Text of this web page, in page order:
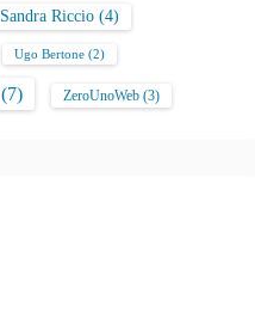
Sandra Riccio (4)
Ugo Bertone (2)
(7) ZeroUnoWeb (3)